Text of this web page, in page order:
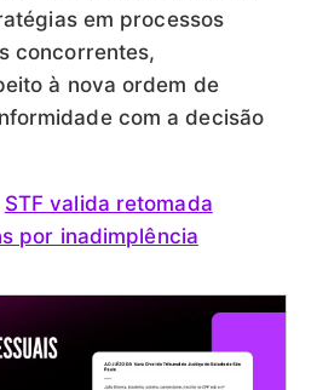
em processos
concorrentes,
à nova ordem de
com a decisão
STF valida retomada
por inadimplência